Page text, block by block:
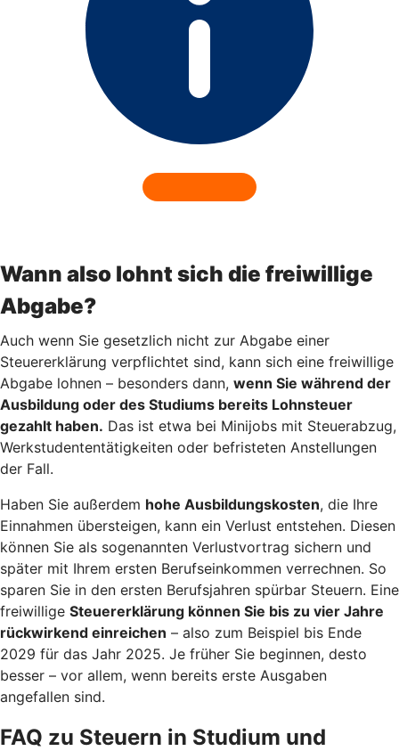
Wann also lohnt sich die freiwillige
Abgabe?
Auch wenn Sie gesetzlich nicht zur Abgabe einer
Steuererklärung verpflichtet sind, kann sich eine freiwillige
Abgabe lohnen – besonders dann, wenn Sie während der
Ausbildung oder des Studiums bereits Lohnsteuer
gezahlt haben. Das ist etwa bei Minijobs mit Steuerabzug,
Werkstudententätigkeiten oder befristeten Anstellungen
der Fall.
Haben Sie außerdem hohe Ausbildungskosten, die Ihre
Einnahmen übersteigen, kann ein Verlust entstehen. Diesen
können Sie als sogenannten Verlustvortrag sichern und
später mit Ihrem ersten Berufseinkommen verrechnen. So
sparen Sie in den ersten Berufsjahren spürbar Steuern. Eine
freiwillige Steuererklärung können Sie bis zu vier Jahre
rückwirkend einreichen – also zum Beispiel bis Ende
2029 für das Jahr 2025. Je früher Sie beginnen, desto
besser – vor allem, wenn bereits erste Ausgaben
angefallen sind.
FAQ zu Steuern in Studium und